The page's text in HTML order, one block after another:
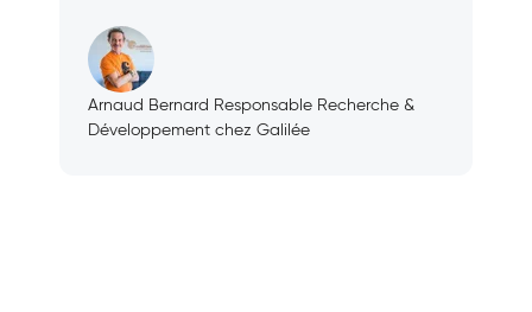
Arnaud Bernard Responsable Recherche &
Développement chez Galilée